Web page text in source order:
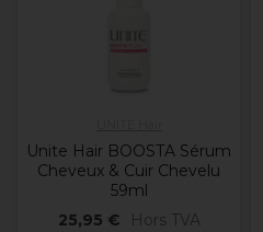
Unite Hair BOOSTA Sérum
Cheveux & Cuir Chevelu
59ml
25,95 €
Hors TVA